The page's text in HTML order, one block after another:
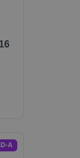
16
A